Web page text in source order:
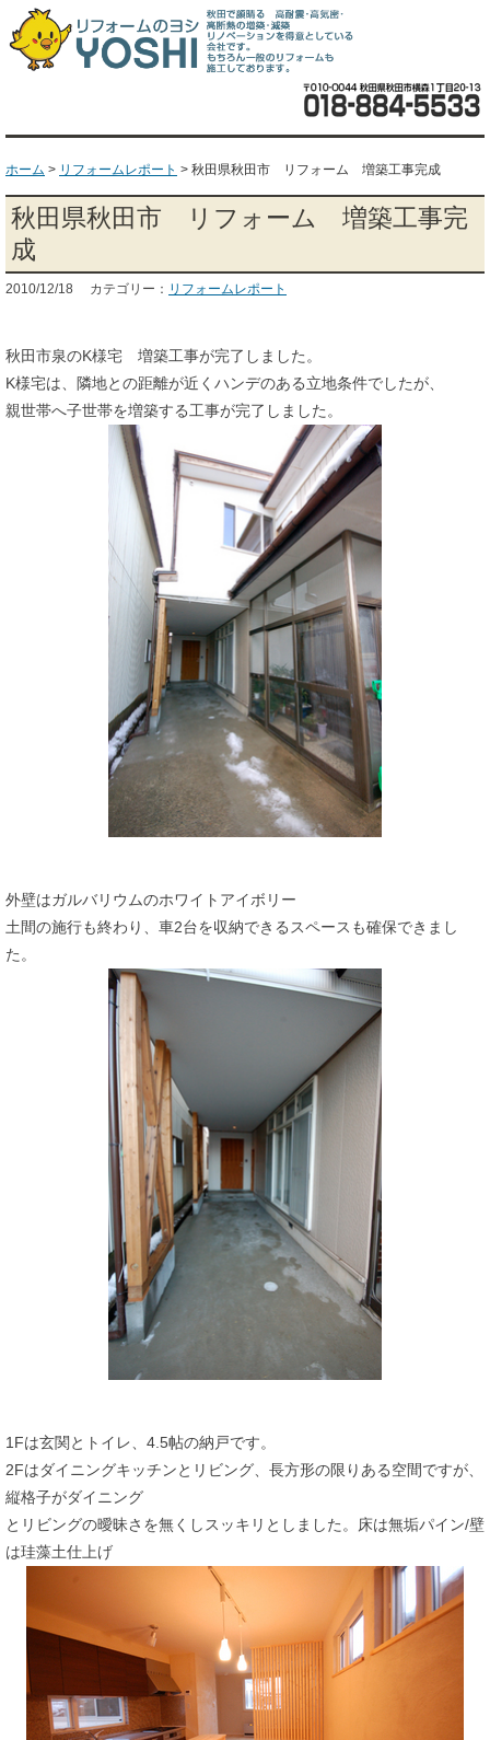
ホーム > リフォームレポート > 秋田県秋田市 リフォーム 増築工事完成
秋田県秋田市 リフォーム 増築工事完
成
2010/12/18 カテゴリー： リフォームレポート
秋田市泉のK様宅 増築工事が完了しました。
K様宅は、隣地との距離が近くハンデのある立地条件でしたが、
親世帯へ子世帯を増築する工事が完了しました。
外壁はガルバリウムのホワイトアイボリー
土間の施行も終わり、車2台を収納できるスペースも確保できまし
た。
1Fは玄関とトイレ、4.5帖の納戸です。
2Fはダイニングキッチンとリビング、長方形の限りある空間ですが、
縦格子がダイニング
とリビングの曖昧さを無くしスッキリとしました。床は無垢パイン/壁
は珪藻土仕上げ